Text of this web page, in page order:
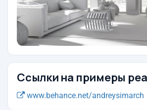
Ссылки на примеры
www.behance.net/andreysimarch